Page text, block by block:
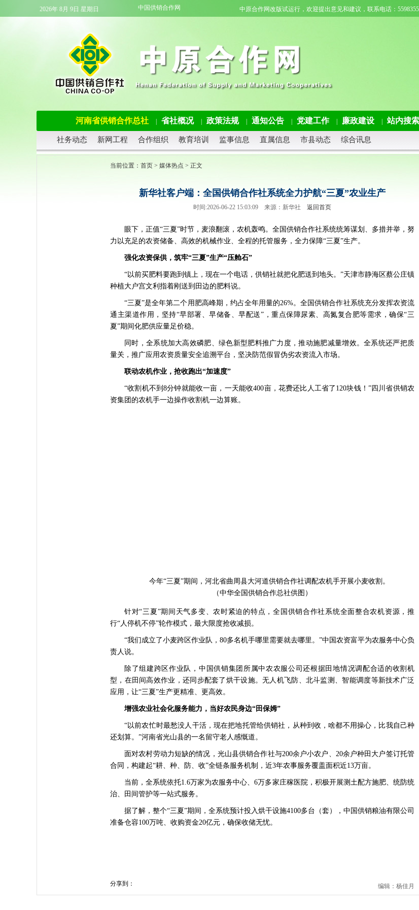
2026年 8月 9日 星期日 中国供销合作网 中原合作网改版试运行，欢迎提出意见和建议，联系电话：
河南省供销合作总社 省社概况 政策法规 通知公告 党建工作 廉政建设 站内搜索
社务动态 新网工程 合作组织 教育培训 监事信息 直属信息 市县动态 综合讯息
当前位置： 首页 > 媒体热点 > 正文
新华社客户端：全国供销合作社系统全力护航“三夏”农业生产
时间:2026-06-22 15:03:09 来源：新华社 返回首页
眼下，正值“三夏”时节，麦浪翻滚，农机轰鸣。全国供销合作社系统统筹谋划、多措并举，努
力以充足的农资储备、高效的机械作业、全程的托管服务，全力保障“三夏”生产。
强化农资保供，筑牢“三夏”生产“压舱石”
“以前买肥料要跑到镇上，现在一个电话，供销社就把化肥送到地头。”天津市静海区蔡公庄镇
种植大户宫文利指着刚送到田边的肥料说。
“三夏”是全年第二个用肥高峰期，约占全年用量的26%。全国供销合作社系统充分发挥农资流
通主渠道作用，坚持“早部署、早储备、早配送”，重点保障尿素、高氮复合肥等需求，确保“三
夏”期间化肥供应量足价稳。
同时，全系统加大高效磷肥、绿色新型肥料推广力度，推动施肥减量增效。全系统还严把质
量关，推广应用农资质量安全追溯平台，坚决防范假冒伪劣农资流入市场。
联动农机作业，抢收跑出“加速度”
“收割机不到8分钟就能收一亩，一天能收400亩，花费还比人工省了120块钱！”四川省供销农
资集团的农机手一边操作收割机一边算账。
今年“三夏”期间，河北省曲周县大河道供销合作社调配农机手开展小麦收割。
（中华全国供销合作总社供图）
针对“三夏”期间天气多变、农时紧迫的特点，全国供销合作社系统全面整合农机资源，推
行“人停机不停”轮作模式，最大限度抢收减损。
“我们成立了小麦跨区作业队，80多名机手哪里需要就去哪里。”中国农资富平为农服务中心负
责人说。
除了组建跨区作业队，中国供销集团所属中农农服公司还根据田地情况调配合适的收割机
型，在田间高效作业，还同步配套了烘干设施。无人机飞防、北斗监测、智能调度等新技术广泛
应用，让“三夏”生产更精准、更高效。
增强农业社会化服务能力，当好农民身边“田保姆”
“以前农忙时最愁没人干活，现在把地托管给供销社，从种到收，啥都不用操心，比我自己种
还划算。”河南省光山县的一名留守老人感慨道。
面对农村劳动力短缺的情况，光山县供销合作社与200余户小农户、20余户种田大户签订托管
合同，构建起“耕、种、防、收”全链条服务机制，近3年农事服务覆盖面积近13万亩。
当前，全系统依托1.6万家为农服务中心、6万多家庄稼医院，积极开展测土配方施肥、统防统
治、田间管护等一站式服务。
据了解，整个“三夏”期间，全系统预计投入烘干设施4100多台（套），中国供销粮油有限公司
准备仓容100万吨、收购资金20亿元，确保收储无忧。
分享到： 编辑：杨佳月